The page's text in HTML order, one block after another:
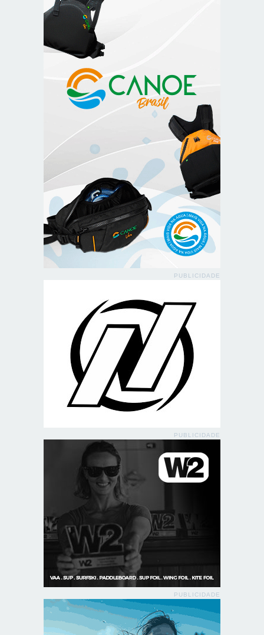
PUBLICIDADE
PUBLICIDADE
PUBLICIDADE